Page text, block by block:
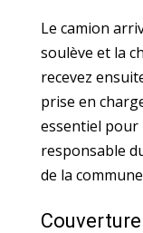
Le camion
soulève et la
recevez
prise en
essentiel pour
responsable
de la